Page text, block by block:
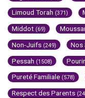
Limoud Torah (371)
Middot (69)
Non-Juifs (249) Nos
Pessah (1508)
Pureté Familiale (578)
Respect des Parents